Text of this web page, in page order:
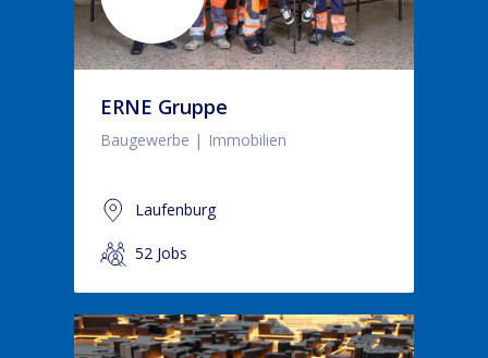
ERNE Gruppe
Baugewerbe Immobilien
Laufenburg
52 Jobs